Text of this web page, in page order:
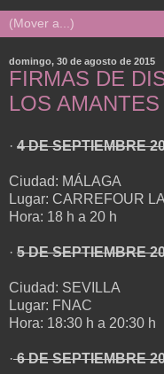
domingo, 30 de agosto de 2015
FIRMAS DE
LOS
· 4 DE SEPTIEMBRE
Ciudad: MÁLAGA
Lugar: CARREFOUR
Hora: 18 h a 20 h
· 5 DE SEPTIEMBRE
Ciudad: SEVILLA
Lugar: FNAC
Hora: 18:30 h a 20:30 h
·6 DE SEPTIEMBRE